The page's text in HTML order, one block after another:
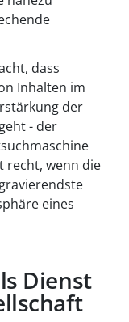
dass
Inhalten im
der
- der
recht, wenn die
eines
Dienst